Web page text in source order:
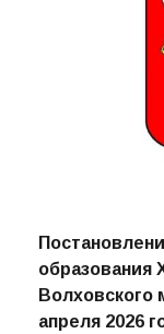
образования
Волховского
апреля 2026